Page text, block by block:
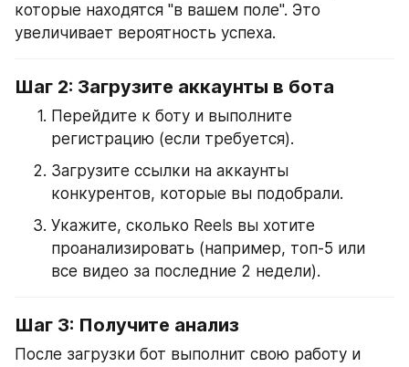
которые находятся "в вашем поле". Это
увеличивает вероятность успеха.
Шаг 2: Загрузите аккаунты в бота
Перейдите к боту и выполните
регистрацию (если требуется).
Загрузите ссылки на аккаунты
конкурентов, которые вы подобрали.
Укажите, сколько Reels вы хотите
проанализировать (например, топ-5 или
все видео за последние 2 недели).
Шаг 3: Получите анализ
После загрузки бот выполнит свою работу и